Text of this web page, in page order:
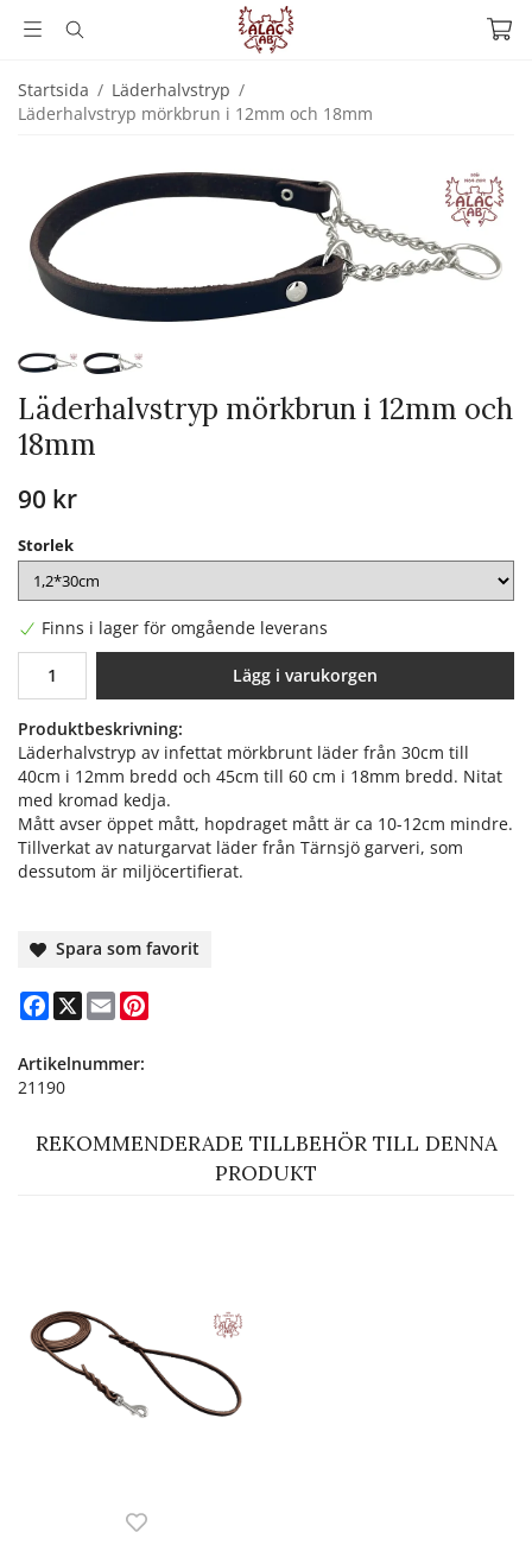
Startsida / Läderhalvstryp /
Läderhalvstryp mörkbrun i 12mm och 18mm
Läderhalvstryp mörkbrun i 12mm och
18mm
90 kr
Storlek
Finns i lager för omgående leverans
Lägg i varukorgen
Produktbeskrivning:
Läderhalvstryp av infettat mörkbrunt läder från 30cm till
40cm i 12mm bredd och 45cm till 60 cm i 18mm bredd. Nitat
med kromad kedja.
Mått avser öppet mått, hopdraget mått är ca 10-12cm mindre.
Tillverkat av naturgarvat läder från Tärnsjö garveri, som
dessutom är miljöcertifierat.
Spara som favorit
Facebook
X Email
Artikelnummer:
21190
REKOMMENDERADE TILLBEHÖR TILL DENNA
PRODUKT